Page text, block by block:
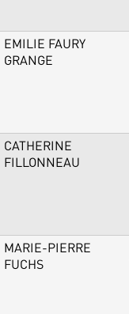
EMILIE FAURY
GRANGE
CATHERINE
FILLONNEAU
MARIE-PIERRE
FUCHS